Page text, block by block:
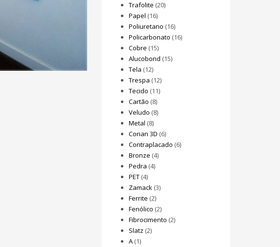
Trafolite (20)
Papel (16)
Poliuretano (16)
Policarbonato (16)
Cobre (15)
Alucobond (15)
Tela (12)
Trespa (12)
Tecido (11)
Cartão (8)
Veludo (8)
Metal (8)
Corian 3D (6)
Contraplacado (6)
Bronze (4)
Pedra (4)
PET(4)
Zamack(3)
Ferrite (2)
Fenólico (2)
Fibrocimento (2)
Slatz (2)
A(1)